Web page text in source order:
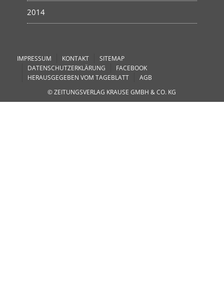
2014
IMPRESSUM KONTAKT
SITEMAP
DATENSCHUTZERKLÄRUNG
FACEBOOK
HERAUSGEGEBEN VOM TAGEBLATT
AGB
© ZEITUNGSVERLAG KRAUSE GMBH & CO. KG